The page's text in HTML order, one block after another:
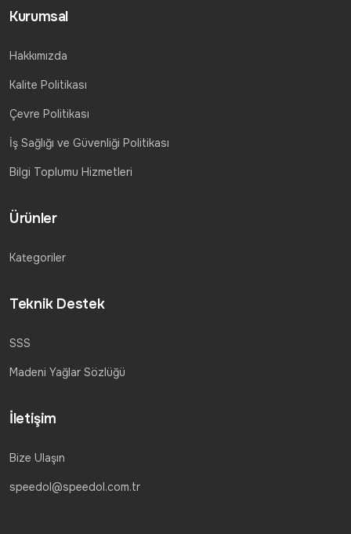
Kurumsal
Hakkımızda
Kalite Politikası
Çevre Politikası
İş Sağlığı ve Güvenliği Politikası
Bilgi Toplumu Hizmetleri
Ürünler
Kategoriler
Teknik Destek
SSS
Madeni Yağlar Sözlüğü
İletişim
Bize Ulaşın
speedol@speedol.com.tr